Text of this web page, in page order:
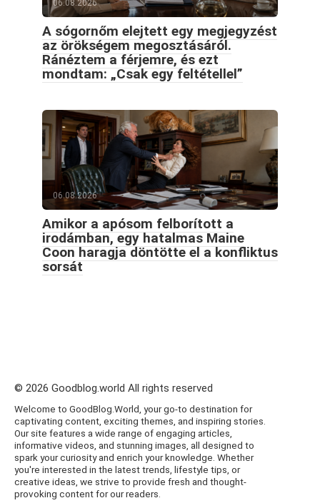
06.08.2026
A sógornőm elejtett egy megjegyzést
az örökségem megosztásáról.
Ránéztem a férjemre, és ezt
mondtam: „Csak egy feltétellel”
06.08.2026
Amikor a apósom felborított a
irodámban, egy hatalmas Maine
Coon haragja döntötte el a konfliktus
sorsát
© 2026 Goodblog.world All rights reserved
Welcome to GoodBlog.World, your go-to destination for
captivating content, exciting themes, and inspiring stories.
Our site features a wide range of engaging articles,
informative videos, and stunning images, all designed to
spark your curiosity and enrich your knowledge. Whether
you're interested in the latest trends, lifestyle tips, or
creative ideas, we strive to provide fresh and thought-
provoking content for our readers.